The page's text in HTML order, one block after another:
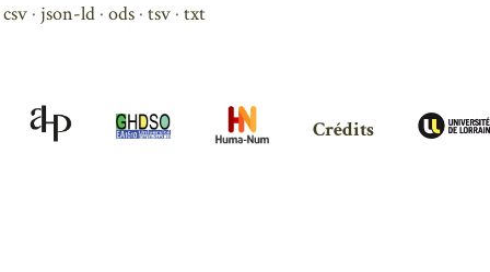
csv json-ld ods tsv txt
Crédits